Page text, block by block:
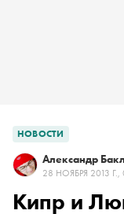
НОВОСТИ
Александр
28 НОЯБРЯ 2013 Г.,
Кипр и